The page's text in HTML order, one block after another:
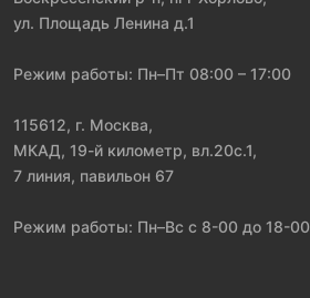
ул. Площадь Ленина д.1
Режим работы: Пн–Пт 08:00 – 17:00
115612, г. Москва,
МКАД, 19-й километр, вл.20с.1,
7 линия, павильон 67
Режим работы: Пн–Вс с 8-00 до 18-00